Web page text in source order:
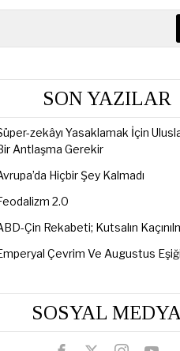
SON YAZILAR
zekâyı Yasaklamak İçin
Antlaşma Gerekir
Hiçbir Şey Kalmadı
2.0
Çin Rekabeti; Kutsalın
Çevrim Ve Augustus Eşiği
SOSYAL